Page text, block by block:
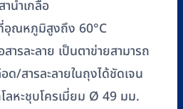
น้ำเกลือ
อุณหภูมิสูงถึง 60°C
ารละลาย เป็นตาข่ายสามารถ
/สารละลายในถุงได้ชัดเจน
ลหะชุบโครเมี่ยม Ø 49 มม.